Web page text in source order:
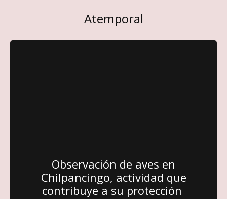
Atemporal
Observación de aves en
Chilpancingo, actividad que
contribuye a su protección